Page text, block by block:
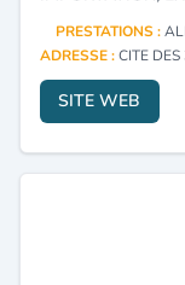
PRESTATIONS :
ADRESSE :CITE DES
SITE WEB